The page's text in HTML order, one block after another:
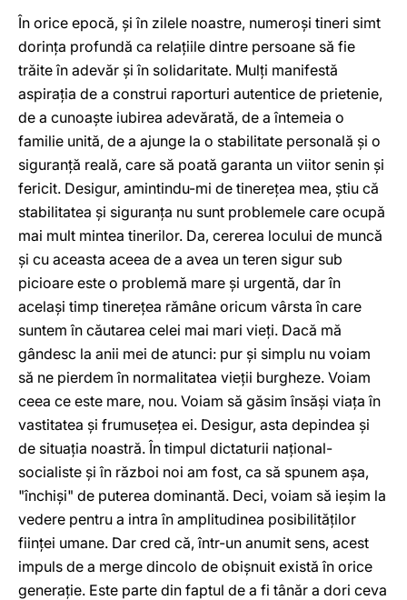
În orice epocă, şi în zilele noastre, numeroşi tineri simt
dorinţa profundă ca relaţiile dintre persoane să fie
trăite în adevăr şi în solidaritate. Mulţi manifestă
aspiraţia de a construi raporturi autentice de prietenie,
de a cunoaşte iubirea adevărată, de a întemeia o
familie unită, de a ajunge la o stabilitate personală şi o
siguranţă reală, care să poată garanta un viitor senin şi
fericit. Desigur, amintindu-mi de tinereţea mea, ştiu că
stabilitatea şi siguranţa nu sunt problemele care ocupă
mai mult mintea tinerilor. Da, cererea locului de muncă
şi cu aceasta aceea de a avea un teren sigur sub
picioare este o problemă mare şi urgentă, dar în
acelaşi timp tinereţea rămâne oricum vârsta în care
suntem în căutarea celei mai mari vieţi. Dacă mă
gândesc la anii mei de atunci: pur şi simplu nu voiam
să ne pierdem în normalitatea vieţii burgheze. Voiam
ceea ce este mare, nou. Voiam să găsim însăşi viaţa în
vastitatea şi frumuseţea ei. Desigur, asta depindea şi
de situaţia noastră. În timpul dictaturii naţional-
socialiste şi în război noi am fost, ca să spunem aşa,
"închişi" de puterea dominantă. Deci, voiam să ieşim la
vedere pentru a intra în amplitudinea posibilităţilor
fiinţei umane. Dar cred că, într-un anumit sens, acest
impuls de a merge dincolo de obişnuit există în orice
generaţie. Este parte din faptul de a fi tânăr a dori ceva